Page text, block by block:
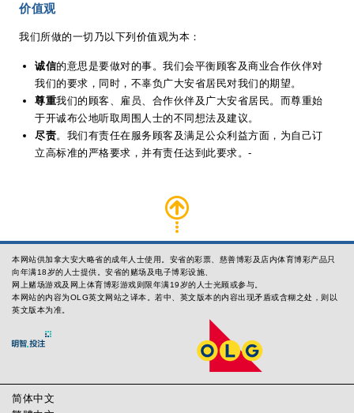
价值观
我们所做的一切乃以下列价值观为本：
诚信的意思是要做对的事。我们会平衡顾客及商业合作伙伴对
我们的要求，同时，不辜负广大安省居民对我们的期望。
尊重我们的顾客、雇员、合作伙伴及广大安省居民。而尊重始
于开诚布公地听取周围人士的不同想法及建议。
尽责。我们有责任在服务顾客及满足公众利益方面，为自己订
立高标准的严格要求，并有责任达到此要求。-
本网站供加拿大安大略省的成年人士使用。安省的彩票、慈善博彩及店内体育博彩产品只
向年满18岁的人士提供。安省的赌场及电子博彩设施、
网上赌场游戏及网上体育博彩游戏则限年满19岁的人士光顾或参与。
本网站的内容为OLG英文网站之译本。若中、英文版本的内容出现矛盾或含糊之处，则以
英文版本为准。
简体中文